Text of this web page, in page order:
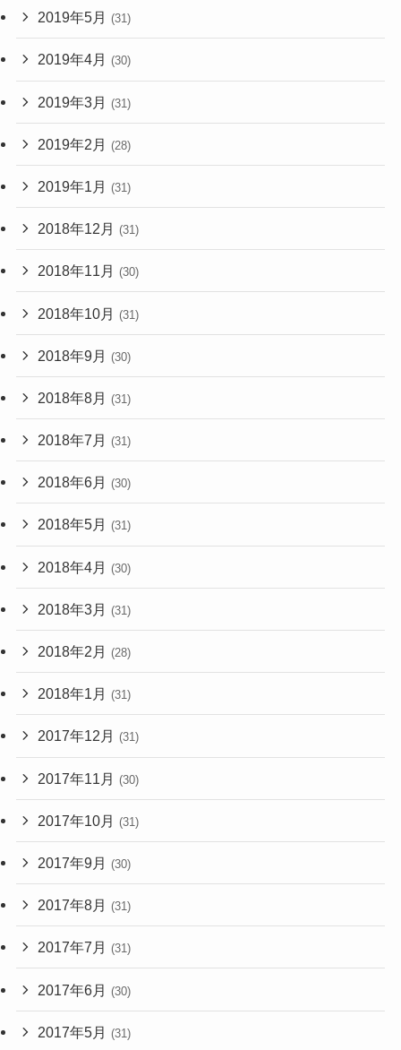
2019年5月 (31)
2019年4月 (30)
2019年3月 (31)
2019年2月 (28)
2019年1月 (31)
2018年12月 (31)
2018年11月 (30)
2018年10月 (31)
2018年9月 (30)
2018年8月 (31)
2018年7月 (31)
2018年6月 (30)
2018年5月 (31)
2018年4月 (30)
2018年3月 (31)
2018年2月 (28)
2018年1月 (31)
2017年12月 (31)
2017年11月 (30)
2017年10月 (31)
2017年9月 (30)
2017年8月 (31)
2017年7月 (31)
2017年6月 (30)
2017年5月 (31)